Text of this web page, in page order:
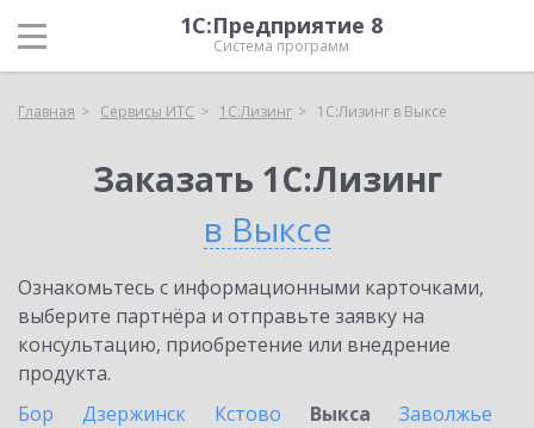
1С:Предприятие 8
Система программ
Главная Сервисы ИТС 1С:Лизинг 1С:Лизинг в Выксе
Заказать 1С:Лизинг
в Выксе
Ознакомьтесь с информационными карточками,
выберите партнёра и отправьте заявку на
консультацию, приобретение или внедрение
продукта.
Бор
Дзержинск Кстово Выкса
Заволжье